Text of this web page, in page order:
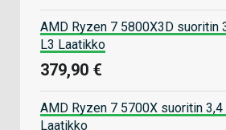
AMD Ryzen 7 5800X3D suoritin
L3 Laatikko
379,90 €
AMD Ryzen 7 5700X suoritin 3,4
Laatikko